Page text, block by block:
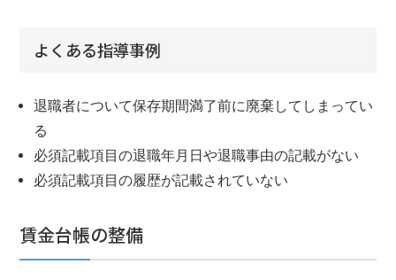
よくある指導事例
退職者について保存期間満了前に廃棄してしまってい
る
必須記載項目の退職年月日や退職事由の記載がない
必須記載項目の履歴が記載されていない
賃金台帳の整備